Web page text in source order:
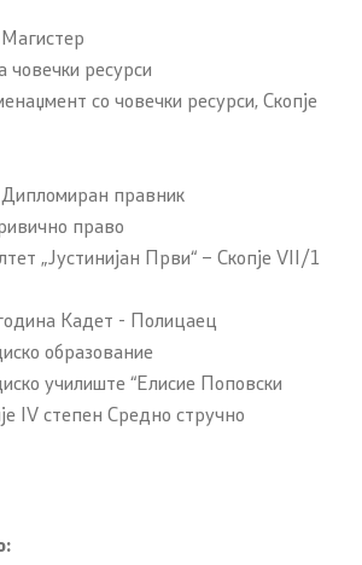
ресурси
со човечки ресурси, Скопје
правник
право
„Јустинијан Први“ – Скопје VII/1
Кадет - Полицаец
образование
училиште “Елисие Поповски
IV степен Средно стручно